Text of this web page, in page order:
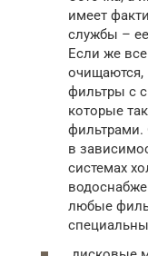
имеет
службы –
Если же
очищаются,
фильтры с
которые
фильтрами.
в
системах
любые